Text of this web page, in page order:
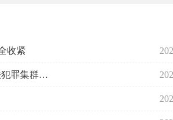
收紧
公安部、国家金融监督管理总局 联合部署新一轮金融领域“黑灰产”违法犯罪集群打击工作